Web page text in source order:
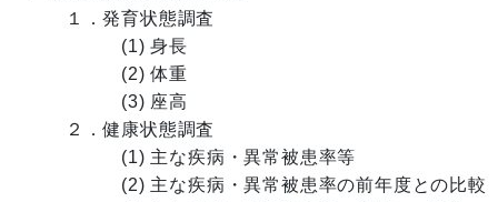
１．発育状態調査
(1) 身長
(2) 体重
(3) 座高
２．健康状態調査
(1) 主な疾病・異常被患率等
(2) 主な疾病・異常被患率の前年度との比較